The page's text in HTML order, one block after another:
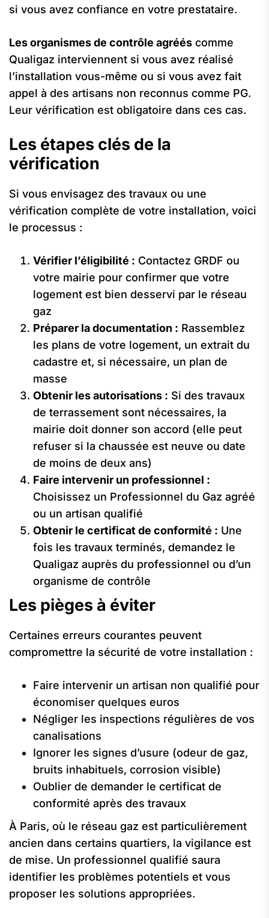
si vous avez confiance en votre prestataire.
Les organismes de contrôle agréés comme
Qualigaz interviennent si vous avez réalisé
l’installation vous-même ou si vous avez fait
appel à des artisans non reconnus comme PG.
Leur vérification est obligatoire dans ces cas.
Les étapes clés de la
vérification
Si vous envisagez des travaux ou une
vérification complète de votre installation, voici
le processus :
Vérifier l’éligibilité : Contactez GRDF ou
votre mairie pour confirmer que votre
logement est bien desservi par le réseau
gaz
Préparer la documentation : Rassemblez
les plans de votre logement, un extrait du
cadastre et, si nécessaire, un plan de
masse
Obtenir les autorisations : Si des travaux
de terrassement sont nécessaires, la
mairie doit donner son accord (elle peut
refuser si la chaussée est neuve ou date
de moins de deux ans)
Faire intervenir un professionnel :
Choisissez un Professionnel du Gaz agréé
ou un artisan qualifié
Obtenir le certificat de conformité : Une
fois les travaux terminés, demandez le
Qualigaz auprès du professionnel ou d’un
organisme de contrôle
Les pièges à éviter
Certaines erreurs courantes peuvent
compromettre la sécurité de votre installation :
Faire intervenir un artisan non qualifié pour
économiser quelques euros
Négliger les inspections régulières de vos
canalisations
Ignorer les signes d’usure (odeur de gaz,
bruits inhabituels, corrosion visible)
Oublier de demander le certificat de
conformité après des travaux
À Paris, où le réseau gaz est particulièrement
ancien dans certains quartiers, la vigilance est
de mise. Un professionnel qualifié saura
identifier les problèmes potentiels et vous
proposer les solutions appropriées.